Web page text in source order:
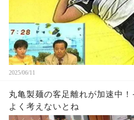
2025/06/11
丸亀製麺の客足離れが加速中
よく考えないとね